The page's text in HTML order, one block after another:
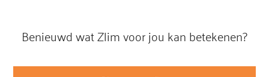
Benieuwd wat Zlim voor jou kan betekenen?